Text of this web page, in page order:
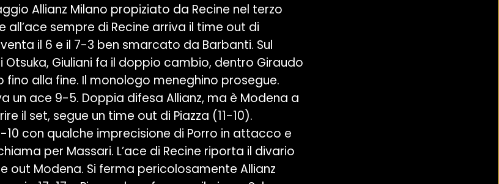
Allianz Milano propiziato da Recine nel terzo
all’ace sempre di Recine arriva il time out di
il 6 e il 7-3 ben smarcato da Barbanti. Sul
Otsuka, Giuliani fa il doppio cambio, dentro Giraudo
fino alla fine. Il monologo meneghino prosegue.
un ace 9-5. Doppia difesa Allianz, ma è Modena a
il set, segue un time out di Piazza (11-10).
10 con qualche imprecisione di Porro in attacco e
per Massari. L’ace di Recine riporta il divario
out Modena. Si ferma pericolosamente Allianz